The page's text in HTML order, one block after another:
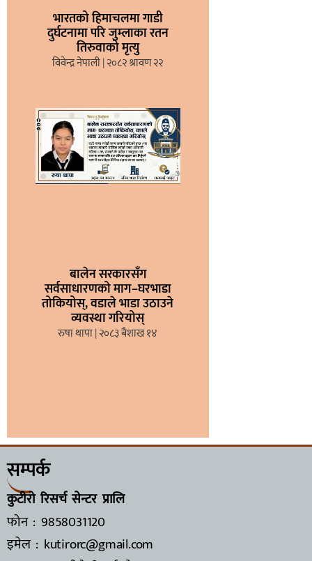
भारतको हिमाचलमा गाडी
दुर्घटनामा परि जुम्लाका रतन
तिरुवाको मृत्यु
विवेन्द्र नेपाली २०८२ श्रावण २२
बालेन सरकारसँग
सर्वसाधारणको माग–घरभाडा
तोकियोस्, वडाले भाडा उठाउने
व्यवस्था गरियोस्
रुषा थापा २०८३ बैशाख १४
सम्पर्क
कुटीरो रिसर्च सेन्टर प्रालि
फोन : 9858031120
इमेल : kutirorc@gmail.com